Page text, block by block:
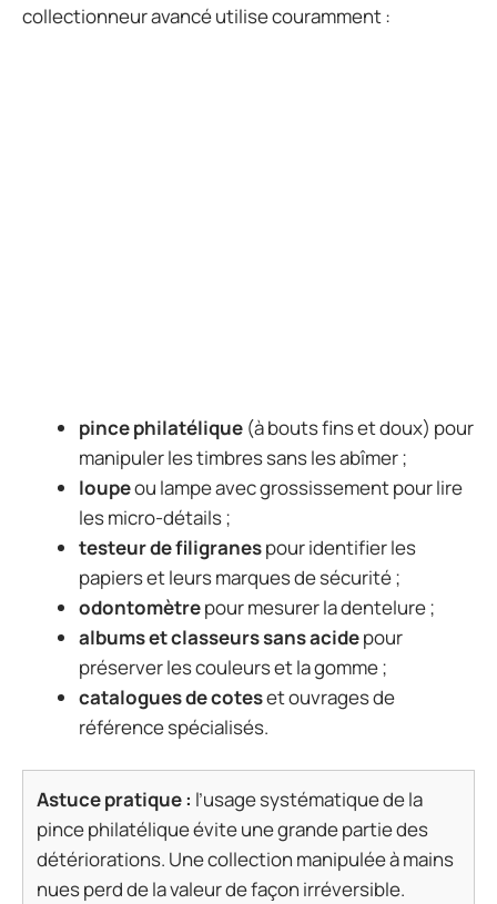
collectionneur avancé utilise couramment :
pince philatélique (à bouts fins et doux) pour
manipuler les timbres sans les abîmer ;
loupeou lampe avec grossissement pour lire
les micro-détails ;
testeur de filigranespour identifier les
papiers et leurs marques de sécurité ;
odontomètrepour mesurer la dentelure ;
albums et classeurs sans acidepour
préserver les couleurs et la gomme ;
catalogues de coteset ouvrages de
référence spécialisés.
Astuce pratique : l’usage systématique de la
pince philatélique évite une grande partie des
détériorations. Une collection manipulée à mains
nues perd de la valeur de façon irréversible.